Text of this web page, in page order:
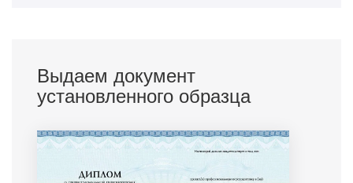
Выдаем документ
установленного образца